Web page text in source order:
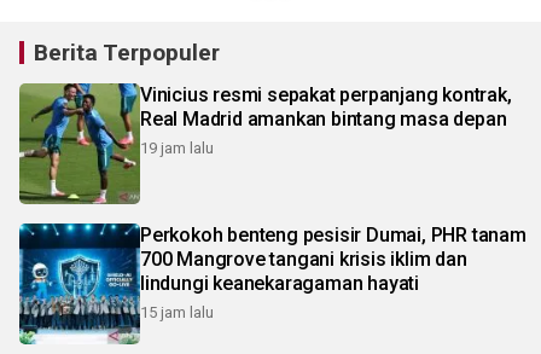
Berita Terpopuler
Vinicius resmi sepakat perpanjang kontrak,
Real Madrid amankan bintang masa depan
19 jam lalu
Perkokoh benteng pesisir Dumai, PHR tanam
700 Mangrove tangani krisis iklim dan
lindungi keanekaragaman hayati
15 jam lalu